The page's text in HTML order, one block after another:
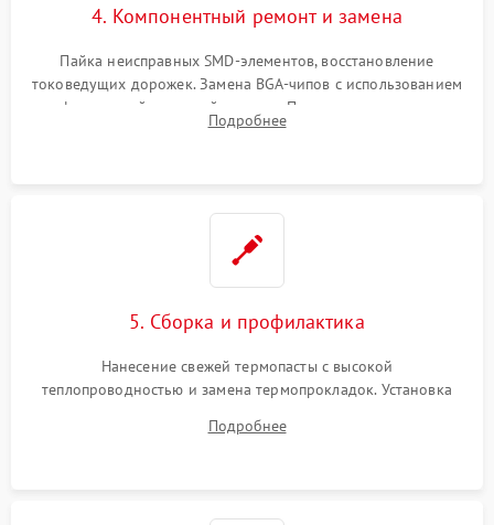
4. Компонентный ремонт и замена
Пайка неисправных SMD-элементов, восстановление
токоведущих дорожек. Замена BGA-чипов с использованием
инфракрасной паяльной станции. Прошивка микросхемы
BIOS или замена поврежденных портов USB
Подробнее
5. Сборка и профилактика
Нанесение свежей термопасты с высокой
теплопроводностью и замена термопрокладок. Установка
шлейфов, модулей памяти и накопителей. Предварительная
Подробнее